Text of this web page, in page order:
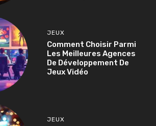
JEUX
Comment Choisir Parmi
Les Meilleures Agences
De Développement De
Jeux Vidéo
JEUX